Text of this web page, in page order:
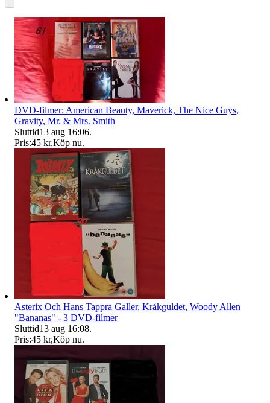
DVD-filmer: American Beauty, Maverick, The Nice Guys,
Gravity, Mr. & Mrs. Smith
Sluttid13 aug 16:06.
Pris:45 kr,Köp nu.
Asterix Och Hans Tappra Galler, Kråkguldet, Woody Allen
"Bananas" - 3 DVD-filmer
Sluttid13 aug 16:08.
Pris:45 kr,Köp nu.